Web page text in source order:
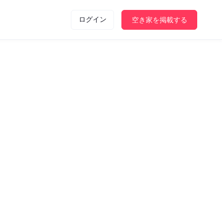
ログイン 空き家を掲載する